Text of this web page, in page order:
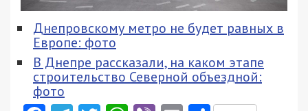
Днепровскому метро не будет равных в
Европе: фото
В Днепре рассказали, на каком этапе
строительство Северной объездной:
фото